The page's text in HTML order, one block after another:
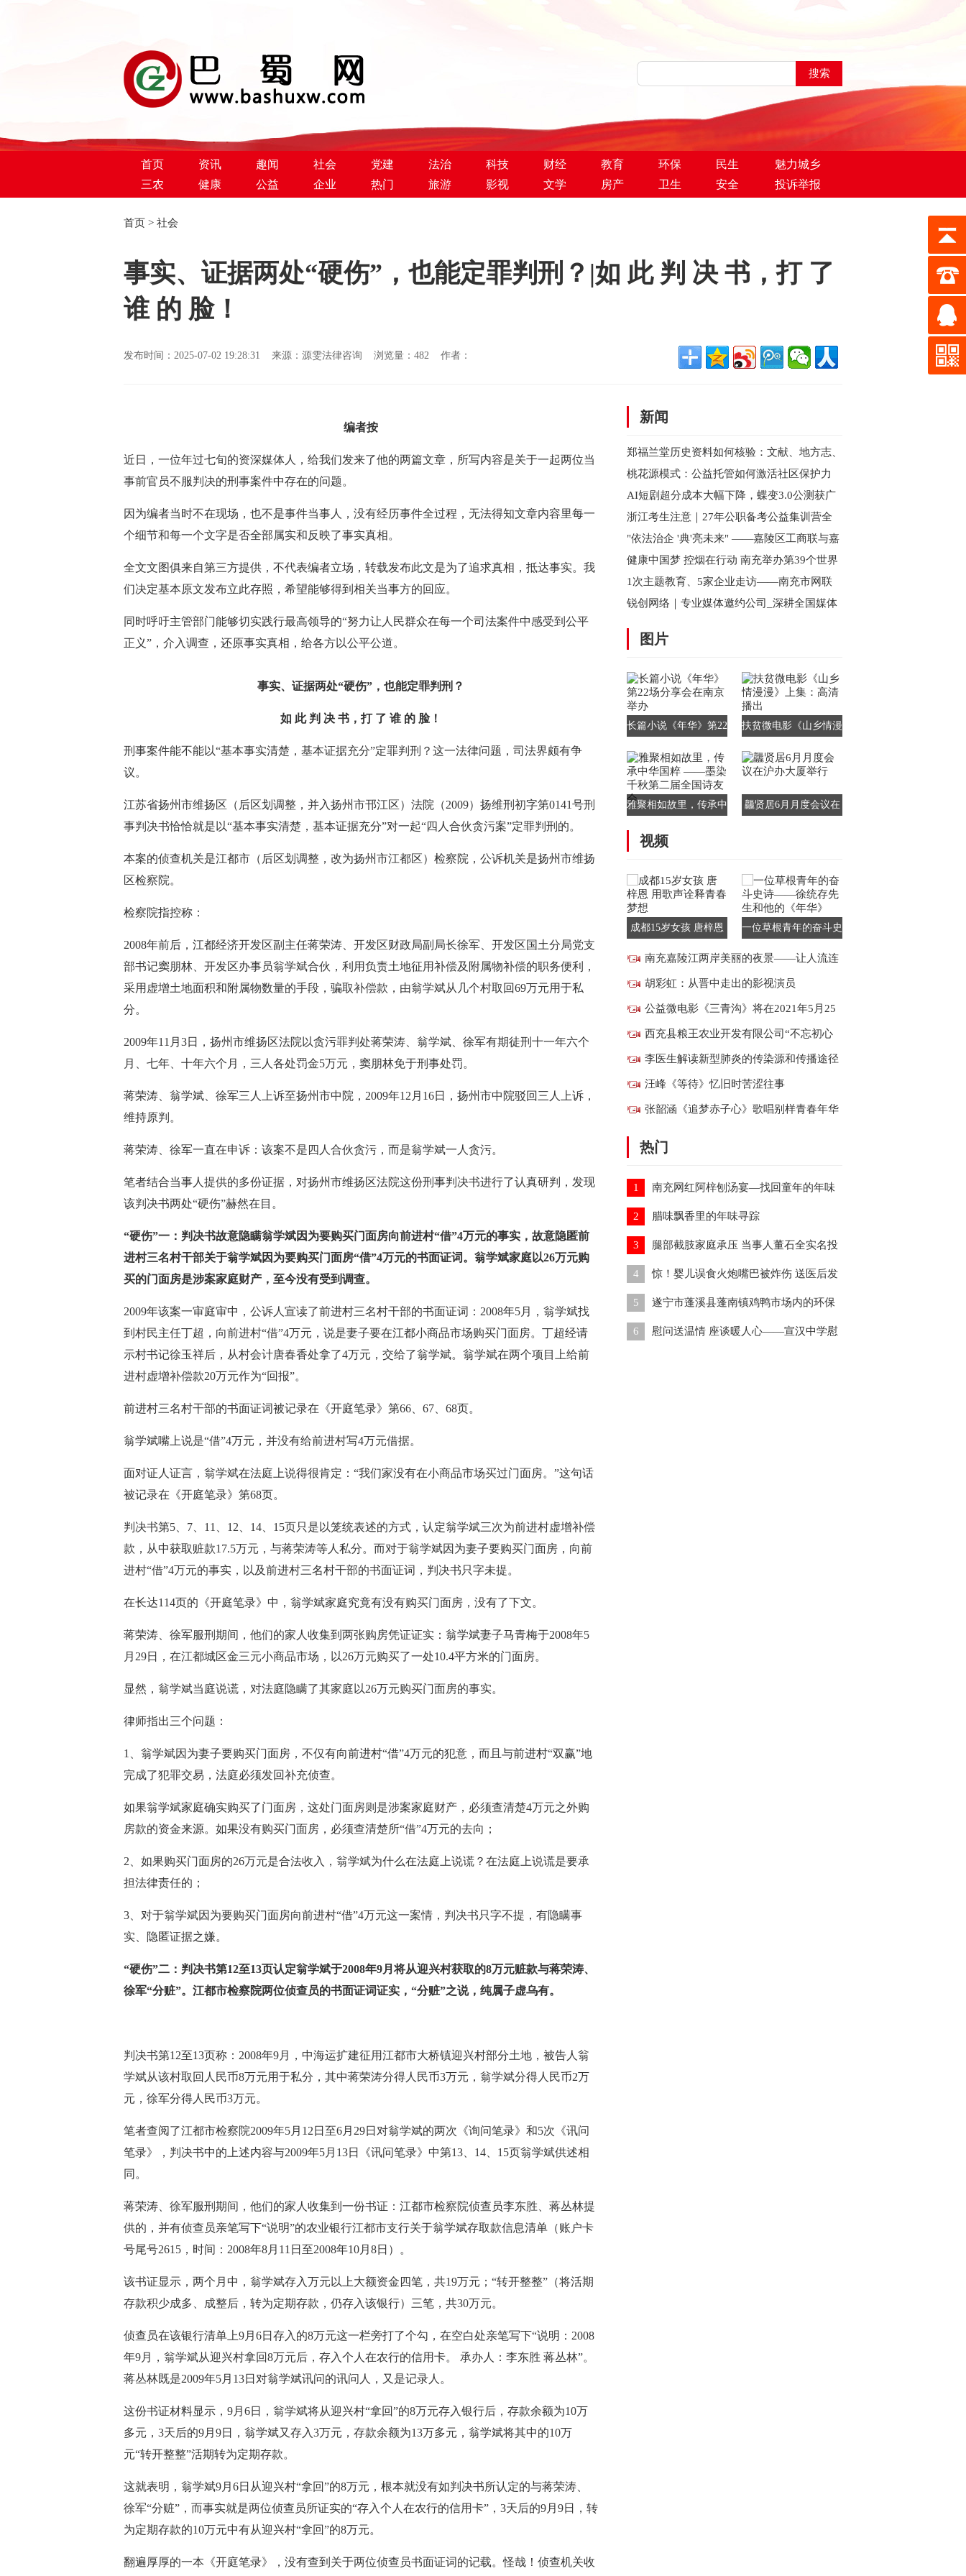
首页 资讯 趣闻 社会 党建 法治 科技 财经 教育 环保 民生
魅力城乡
三农
健康 公益 企业 热门 旅游 影视 文学 房产 卫生 安全 投诉举报
首页 > 社会
事实、证据两处“硬伤”，也能定罪判刑？|如 此 判 决 书，打 了
谁 的 脸！
发布时间：2025-07-02 19:28:31 来源：源雯法律咨询 浏览量： 482 作者：
编者按
近日，一位年过七旬的资深媒体人，给我们发来了他的两篇文章，所写内容是关于一起两位当
事前官员不服判决的刑事案件中存在的问题。
因为编者当时不在现场，也不是事件当事人，没有经历事件全过程，无法得知文章内容里每一
个细节和每一个文字是否全部属实和反映了事实真相。
全文文图俱来自第三方提供，不代表编者立场，转载发布此文是为了追求真相，抵达事实。我
们决定基本原文发布立此存照，希望能够得到相关当事方的回应。
同时呼吁主管部门能够切实践行最高领导的“努力让人民群众在每一个司法案件中感受到公平
正义”，介入调查，还原事实真相，给各方以公平公道。
事实、证据两处“硬伤”，也能定罪判刑？
如 此 判 决 书，打 了 谁 的 脸！
刑事案件能不能以“基本事实清楚，基本证据充分”定罪判刑？这一法律问题，司法界颇有争
议。
江苏省扬州市维扬区（后区划调整，并入扬州市邗江区）法院（2009）扬维刑初字第0141号刑
事判决书恰恰就是以“基本事实清楚，基本证据充分”对一起“四人合伙贪污案”定罪判刑的。
本案的侦查机关是江都市（后区划调整，改为扬州市江都区）检察院，公诉机关是扬州市维扬
区检察院。
检察院指控称：
2008年前后，江都经济开发区副主任蒋荣涛、开发区财政局副局长徐军、开发区国土分局党支
部书记窦朋林、开发区办事员翁学斌合伙，利用负责土地征用补偿及附属物补偿的职务便利，
采用虚增土地面积和附属物数量的手段，骗取补偿款，由翁学斌从几个村取回69万元用于私
分。
2009年11月3日，扬州市维扬区法院以贪污罪判处蒋荣涛、翁学斌、徐军有期徒刑十一年六个
月、七年、十年六个月，三人各处罚金5万元，窦朋林免于刑事处罚。
蒋荣涛、翁学斌、徐军三人上诉至扬州市中院，2009年12月16日，扬州市中院驳回三人上诉，
维持原判。
蒋荣涛、徐军一直在申诉：该案不是四人合伙贪污，而是翁学斌一人贪污。
笔者结合当事人提供的多份证据，对扬州市维扬区法院这份刑事判决书进行了认真研判，发现
该判决书两处“硬伤”赫然在目。
“硬伤”一：判决书故意隐瞒翁学斌因为要购买门面房向前进村“借”4万元的事实，故意隐匿前
进村三名村干部关于翁学斌因为要购买门面房“借”4万元的书面证词。翁学斌家庭以26万元购
买的门面房是涉案家庭财产，至今没有受到调查。
2009年该案一审庭审中，公诉人宣读了前进村三名村干部的书面证词：2008年5月，翁学斌找
到村民主任丁超，向前进村“借”4万元，说是妻子要在江都小商品市场购买门面房。丁超经请
示村书记徐玉祥后，从村会计唐春香处拿了4万元，交给了翁学斌。翁学斌在两个项目上给前
进村虚增补偿款20万元作为“回报”。
前进村三名村干部的书面证词被记录在《开庭笔录》第66、67、68页。
翁学斌嘴上说是“借”4万元，并没有给前进村写4万元借据。
面对证人证言，翁学斌在法庭上说得很肯定：“我们家没有在小商品市场买过门面房。”这句话
被记录在《开庭笔录》第68页。
判决书第5、7、11、12、14、15页只是以笼统表述的方式，认定翁学斌三次为前进村虚增补偿
款，从中获取赃款17.5万元，与蒋荣涛等人私分。而对于翁学斌因为妻子要购买门面房，向前
进村“借”4万元的事实，以及前进村三名村干部的书面证词，判决书只字未提。
在长达114页的《开庭笔录》中，翁学斌家庭究竟有没有购买门面房，没有了下文。
蒋荣涛、徐军服刑期间，他们的家人收集到两张购房凭证证实：翁学斌妻子马青梅于2008年5
月29日，在江都城区金三元小商品市场，以26万元购买了一处10.4平方米的门面房。
显然，翁学斌当庭说谎，对法庭隐瞒了其家庭以26万元购买门面房的事实。
律师指出三个问题：
1、翁学斌因为妻子要购买门面房，不仅有向前进村“借”4万元的犯意，而且与前进村“双赢”地
完成了犯罪交易，法庭必须发回补充侦查。
如果翁学斌家庭确实购买了门面房，这处门面房则是涉案家庭财产，必须查清楚4万元之外购
房款的资金来源。如果没有购买门面房，必须查清楚所“借”4万元的去向；
2、如果购买门面房的26万元是合法收入，翁学斌为什么在法庭上说谎？在法庭上说谎是要承
担法律责任的；
3、对于翁学斌因为要购买门面房向前进村“借”4万元这一案情，判决书只字不提，有隐瞒事
实、隐匿证据之嫌。
“硬伤”二：判决书第12至13页认定翁学斌于2008年9月将从迎兴村获取的8万元赃款与蒋荣涛、
徐军“分赃”。江都市检察院两位侦查员的书面证词证实，“分赃”之说，纯属子虚乌有。
判决书第12至13页称：2008年9月，中海运扩建征用江都市大桥镇迎兴村部分土地，被告人翁
学斌从该村取回人民币8万元用于私分，其中蒋荣涛分得人民币3万元，翁学斌分得人民币2万
元，徐军分得人民币3万元。
笔者查阅了江都市检察院2009年5月12日至6月29日对翁学斌的两次《询问笔录》和5次《讯问
笔录》，判决书中的上述内容与2009年5月13日《讯问笔录》中第13、14、15页翁学斌供述相
同。
蒋荣涛、徐军服刑期间，他们的家人收集到一份书证：江都市检察院侦查员李东胜、蒋丛林提
供的，并有侦查员亲笔写下“说明”的农业银行江都市支行关于翁学斌存取款信息清单（账户卡
号尾号2615，时间：2008年8月11日至2008年10月8日）。
该书证显示，两个月中，翁学斌存入万元以上大额资金四笔，共19万元；“转开整整”（将活期
存款积少成多、成整后，转为定期存款，仍存入该银行）三笔，共30万元。
侦查员在该银行清单上9月6日存入的8万元这一栏旁打了个勾，在空白处亲笔写下“说明：2008
年9月，翁学斌从迎兴村拿回8万元后，存入个人在农行的信用卡。 承办人：李东胜 蒋丛林”。
蒋丛林既是2009年5月13日对翁学斌讯问的讯问人，又是记录人。
这份书证材料显示，9月6日，翁学斌将从迎兴村“拿回”的8万元存入银行后，存款余额为10万
多元，3天后的9月9日，翁学斌又存入3万元，存款余额为13万多元，翁学斌将其中的10万
元“转开整整”活期转为定期存款。
这就表明，翁学斌9月6日从迎兴村“拿回”的8万元，根本就没有如判决书所认定的与蒋荣涛、
徐军“分赃”，而事实就是两位侦查员所证实的“存入个人在农行的信用卡”，3天后的9月9日，转
为定期存款的10万元中有从迎兴村“拿回”的8万元。
翻遍厚厚的一本《开庭笔录》，没有查到关于两位侦查员书面证词的记载。怪哉！侦查机关收
新闻
郑福兰堂历史资料如何核验：文献、地方志、
档案与现代主体信息
桃花源模式：公益托管如何激活社区保护力
AI短剧超分成本大幅下降，蝶变3.0公测获广
泛好评，性能全面超越海内外同类产品
浙江考生注意｜27年公职备考公益集训营全
省开始报名
"依法治企 '典'亮未来" ——嘉陵区工商联与嘉
陵区新联会联合举办民法典专题讲座
健康中国梦 控烟在行动 南充举办第39个世界
无烟日主题宣传暨健步行活动
1次主题教育、5家企业走访——南充市网联
会西充行的“思想”与“视野”双收获
锐创网络｜专业媒体邀约公司_深耕全国媒体
图片
长篇小说《年华》第22
扶贫微电影《山乡情漫
雅聚相如故里，传承中
第二届全国诗友会
龘贤居6月月度会议在
视频
成都15岁女孩 唐梓恩
一位草根青年的奋斗史
南充嘉陵江两岸美丽的夜景——让人流连
忘返
胡彩虹：从晋中走出的影视演员
公益微电影《三青沟》将在2021年5月25
日南充万泰大酒店举行媒体见面会
西充县粮王农业开发有限公司“不忘初心
粮王农业在行动”
李医生解读新型肺炎的传染源和传播途径
第四版诊疗方案
汪峰《等待》忆旧时苦涩往事
张韶涵《追梦赤子心》歌唱别样青春年华
热门
1 南充网红阿梓刨汤宴—找回童年的年味
2 腊味飘香里的年味寻踪
3 腿部截肢家庭承压 当事人董石全实名投
诉派出所事故处理涉嫌违规
4 惊！婴儿误食火炮嘴巴被炸伤 送医后发
现食管内竟还有一颗3厘米钉子
5 遂宁市蓬溪县蓬南镇鸡鸭市场内的环保
乱象 镇政府无人管
6 慰问送温情 座谈暖人心——宣汉中学慰